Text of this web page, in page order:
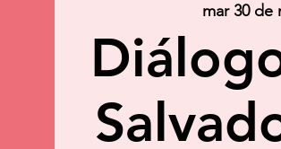
mar 30 de